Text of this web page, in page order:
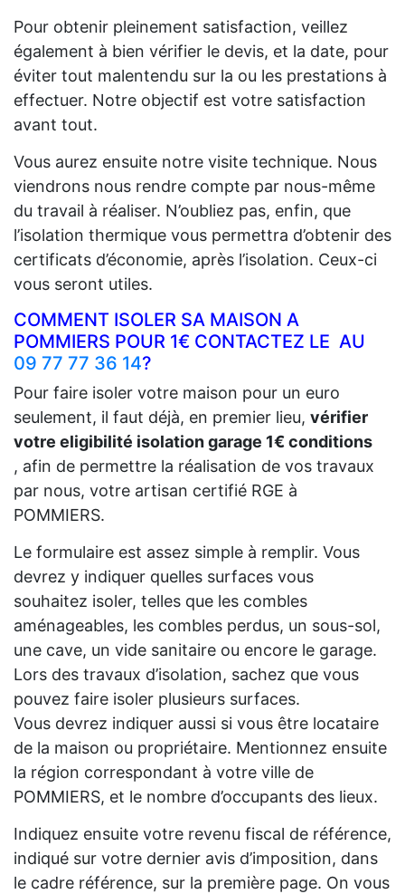
Pour obtenir pleinement satisfaction, veillez
également à bien vérifier le devis, et la date, pour
éviter tout malentendu sur la ou les prestations à
effectuer. Notre objectif est votre satisfaction
avant tout.
Vous aurez ensuite notre visite technique. Nous
viendrons nous rendre compte par nous-même
du travail à réaliser. N’oubliez pas, enfin, que
l’isolation thermique vous permettra d’obtenir des
certificats d’économie, après l’isolation. Ceux-ci
vous seront utiles.
COMMENT ISOLER SA MAISON A
POMMIERS POUR 1€ CONTACTEZ LE AU
09 77 77 36 14?
Pour faire isoler votre maison pour un euro
seulement, il faut déjà, en premier lieu, vérifier
votre eligibilité isolation garage 1€ conditions
, afin de permettre la réalisation de vos travaux
par nous, votre artisan certifié RGE à
POMMIERS.
Le formulaire est assez simple à remplir. Vous
devrez y indiquer quelles surfaces vous
souhaitez isoler, telles que les combles
aménageables, les combles perdus, un sous-sol,
une cave, un vide sanitaire ou encore le garage.
Lors des travaux d’isolation, sachez que vous
pouvez faire isoler plusieurs surfaces.
Vous devrez indiquer aussi si vous être locataire
de la maison ou propriétaire. Mentionnez ensuite
la région correspondant à votre ville de
POMMIERS, et le nombre d’occupants des lieux.
Indiquez ensuite votre revenu fiscal de référence,
indiqué sur votre dernier avis d’imposition, dans
le cadre référence, sur la première page. On vous